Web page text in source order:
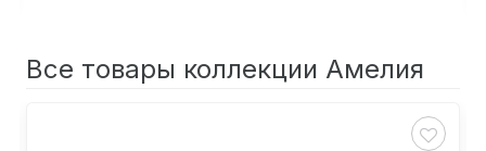
Все товары коллекции Амелия